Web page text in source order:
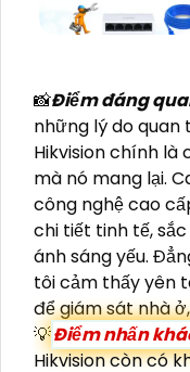
📸Điểm đáng
những lý do quan
Hikvision chính
mà nó mang lại.
công nghệ cao
chi tiết tinh tế,
ánh sáng yếu.
tôi cảm thấy yên
để giám sát nhà
💡Điểm nhấn
Hikvision còn có